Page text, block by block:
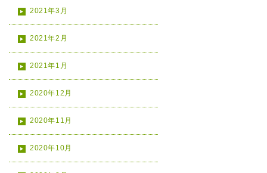
2021年3月
2021年2月
2021年1月
2020年12月
2020年11月
2020年10月